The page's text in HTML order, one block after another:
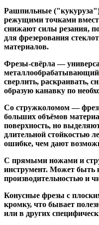
Рашпильные
режущими точками
снижают силы резания,
для фрезерования
материалов.
Фрезы-свёрла —
металлообрабатывающий
сверлить, раскраивать,
образую канавку по
Со стружколомом—
больших объёмов
поверхность, но
длительной стойкостью
ошибке, чем дают
С прямыми ножами и
инструмент. Может быть
производительностью и
Конусные фрезы с
кромку, что бывает
или в других